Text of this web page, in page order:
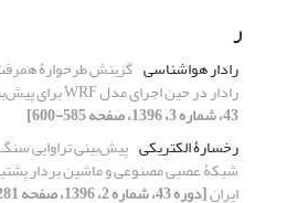
ر
رادار هواشناسی گزینش طرحوارۀ
رادار در حین اجرای مدل WRF برای پیش‌‌‌بینی کوتاه‌مدت بارش
43، شماره 3، 1396، صفحه 585-600]
رخسارۀ الکتریکی پیش‌بینی تراوایی سنگ
شبکۀ عصبی مصنوعی و ماشین بردار
ایران[دوره 43، شماره 2، 1396، صفحه 281-295]